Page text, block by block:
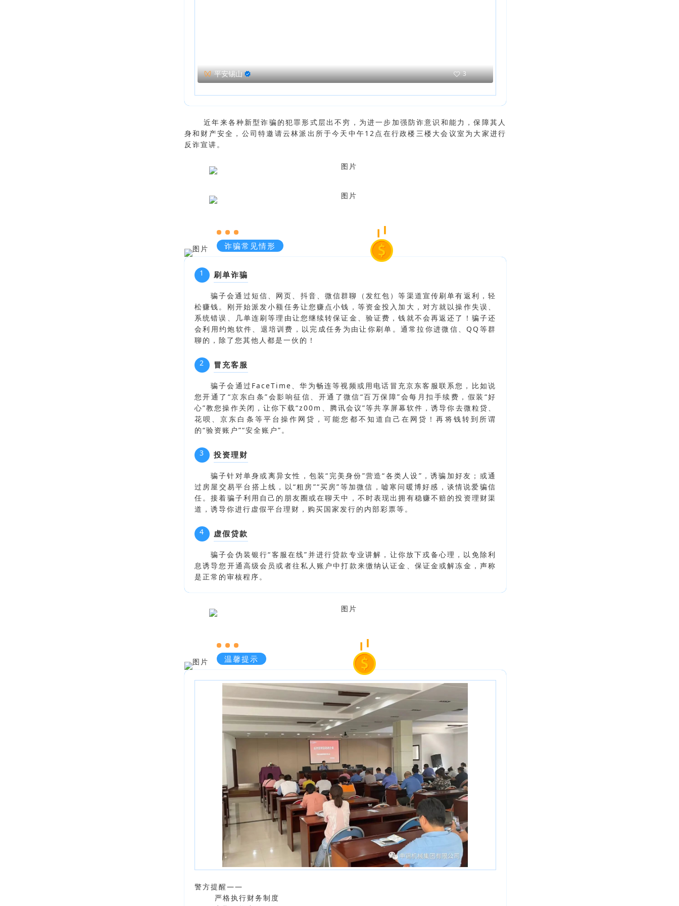
平安锡山 3
近年来各种新型诈骗的犯罪形式层出不穷，为进一步加强防诈意识和能力，保障其人
身和财产安全，公司特邀请云林派出所于今天中午12点在行政楼三楼大会议室为大家进行
反诈宣讲。
诈骗常见情形
1 刷单诈骗
骗子会通过短信、网页、抖音、微信群聊（发红包）等渠道宣传刷单有返利，轻
松赚钱。刚开始派发小额任务让您赚点小钱，等资金投入加大，对方就以操作失误、
系统错误、几单连刷等理由让您继续转保证金、验证费，钱就不会再返还了！骗子还
会利用约炮软件、退培训费，以完成任务为由让你刷单。通常拉你进微信、QQ等群
聊的，除了您其他人都是一伙的！
2 冒充客服
骗子会通过FaceTime、华为畅连等视频或用电话冒充京东客服联系您，比如说
您开通了“京东白条”会影响征信、开通了微信“百万保障”会每月扣手续费，假装“好
心”教您操作关闭，让你下载“z00m、腾讯会议”等共享屏幕软件，诱导你去微粒贷、
花呗、京东白条等平台操作网贷，可能您都不知道自己在网贷！再将钱转到所谓
的“验资账户”“安全账户”。
3 投资理财
骗子针对单身或离异女性，包装“完美身份”营造“各类人设”，诱骗加好友；或通
过房屋交易平台搭上线，以“粗房”“买房”等加微信，嘘寒问暖博好感，谈情说爱骗信
任。接着骗子利用自己的朋友圈或在聊天中，不时表现出拥有稳赚不赔的投资理财渠
道，诱导你进行虚假平台理财，购买国家发行的内部彩票等。
4 虚假贷款
骗子会伪装银行“客服在线”并进行贷款专业讲解，让你放下戎备心理，以免除利
息诱导您开通高级会员或者往私人账户中打款来缴纳认证金、保证金或解冻金，声称
是正常的审核程序。
温馨提示
警方提醒——
严格执行财务制度